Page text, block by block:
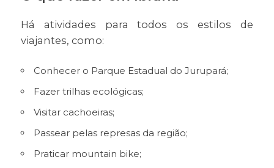
Há atividades para todos os estilos de
viajantes, como:
Conhecer o Parque Estadual do Jurupará;
Fazer trilhas ecológicas;
Visitar cachoeiras;
Passear pelas represas da região;
Praticar mountain bike;